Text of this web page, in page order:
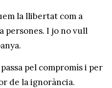
la llibertat com a
persones. I jo no vull
pel compromís i per
de la ignorància.